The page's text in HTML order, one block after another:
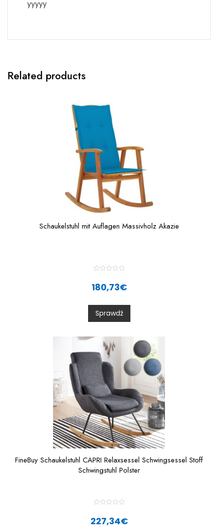
yyyyy
Related products
Schaukelstuhl mit Auflagen Massivholz Akazie
0
o
u
t
180,73€
Sprawdź
FineBuy Schaukelstuhl CAPRI Relaxsessel Schwingsessel Stoff
Schwingstuhl Polster
t
227,34€